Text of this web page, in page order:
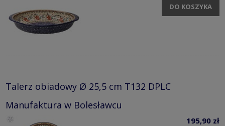
DO KOSZYKA
Talerz obiadowy Ø 25,5 cm T132 DPLC
Manufaktura w Bolesławcu
195,90 zł